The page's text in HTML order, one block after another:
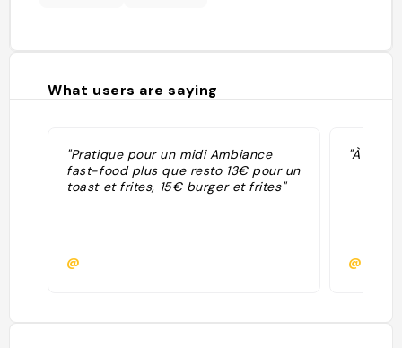
What users are saying
"Pratique pour un midi Ambiance
fast-food plus que resto 13€ pour un
toast et frites, 15€ burger et frites"
@
"À faire